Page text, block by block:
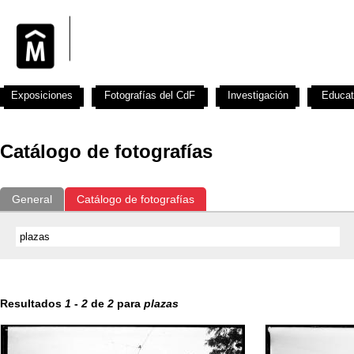
Catálogo de fotografías
General Catálogo de fotografías
Resultados 1 - 2 de 2 para plazas
Exposiciones Fotografías del CdF Investigación